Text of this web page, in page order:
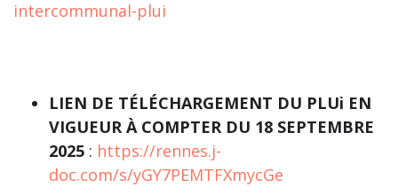
intercommunal-plui
LIEN DE TÉLÉCHARGEMENT DU PLUi EN
VIGUEUR À COMPTER DU 18 SEPTEMBRE
2025 : https://rennes.j-
doc.com/s/yGY7PEMTFXmycGe